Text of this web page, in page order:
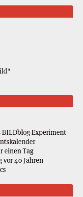
BILDblog-Experiment
einen Tag
vor 40 Jahren